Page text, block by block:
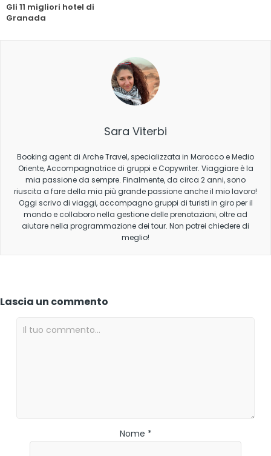
Gli 11 migliori hotel di
Granada
Sara Viterbi
Booking agent di Arche Travel, specializzata in Marocco e Medio
Oriente, Accompagnatrice di gruppi e Copywriter. Viaggiare è la
mia passione da sempre. Finalmente, da circa 2 anni, sono
riuscita a fare della mia più grande passione anche il mio lavoro!
Oggi scrivo di viaggi, accompagno gruppi di turisti in giro per il
mondo e collaboro nella gestione delle prenotazioni, oltre ad
aiutare nella programmazione dei tour. Non potrei chiedere di
meglio!
Lascia un commento
Nome *